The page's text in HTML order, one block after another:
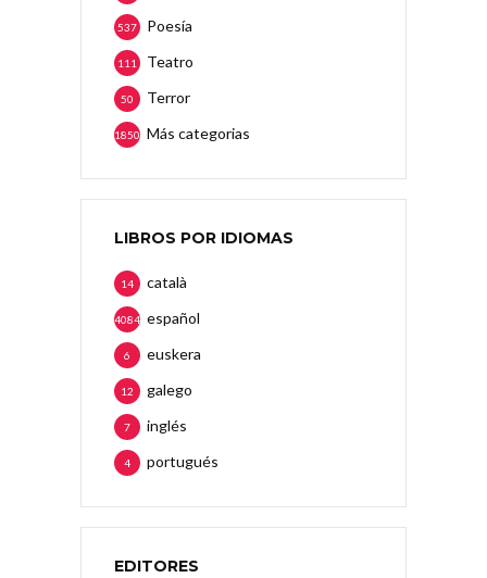
Poesía
537
Teatro
111
Terror
50
Más categorias
1850
LIBROS POR IDIOMAS
català
14
español
4084
euskera
6
galego
12
inglés
7
portugués
4
EDITORES